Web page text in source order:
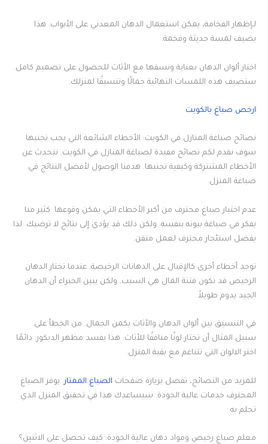
لـإظهار الفخامة، يمكن استعمال الدهان المعدني على الأبواب. هذا
يضيف لمسة حديثة وفخمة.
اختار ألوان الدهان بعناية ونسقها مع الأثاث للحصول على تصميم كامل.
ستضيف هذه اللمسات النهائية جمالًا وتنسيقًا لمنزلك.
ارخص صباغ بالكويت
نصائح صباغة المنازل في الكويت: الأخطاء الشائعة التي يجب تجنبها
سوف نقدم لكم نصائح مفيدة لصباغة المنازل في الكويت. نتحدث عن
الأخطاء المشتركة وكيفية تجنبها. هدفنا الوصول لأفضل النتائج في
صباغة المنزل.
عدم اختيار صباغ محترف من أكبر الأخطاء التي يمكن وقوعها. كثير منا
يفكر في صباغة بيوته بنفسه. ولكن ذلك قد يؤدي إلى نتائج لا ترضيك. لذا
يفضل استئجار محترف لعمل متقن.
توجد أخطاء أخرى كالإقبال على الدهانات الرخيصة. عندما تختار الدهان
الرخيص قد تكون فتنة المال هي السبب. ولكن يبين الخبراء أن الدهان
الجيد يدوم طويلاً.
في التنسيق بين ألوان الدهان والأثاث يكمن الجمال. من الخطأ على
سبيل المثال أن تختار لونًا منافقًا للأثاث. هذا يفسد مظهر الديكور. دائمًا
اختر الالوان التي تتناغم مع بقية المنزل.
للمزيد من النصائح، تفضل بزيارة صفحات الصباغ الممتاز . يوفر الصباغ
المحترف خدمات عالية الجودة. سيساعدك هذا في تحقيق المنزل الذي
تحلم به.
معلم صباغ رخيص ومواد دهان عالية الجودة: كيف تحصل على الاثنين؟